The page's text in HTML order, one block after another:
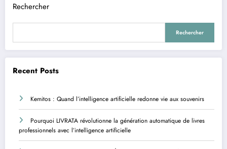
Rechercher
Rechercher
Recent Posts
Kemitos : Quand l’intelligence artificielle redonne vie aux souvenirs
Pourquoi LIVRATA révolutionne la génération automatique de livres
professionnels avec l’intelligence artificielle